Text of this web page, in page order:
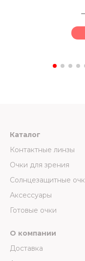
Каталог
Контактные линзы
Очки для зрения
Солнцезащитные
Аксессуары
Готовые очки
О компании
Доставка